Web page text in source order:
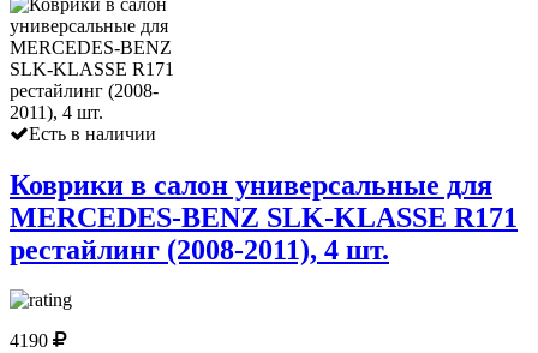
Есть в наличии
Коврики в салон универсальные для
MERCEDES-BENZ SLK-KLASSE R171
рестайлинг (2008-2011), 4 шт.
4190